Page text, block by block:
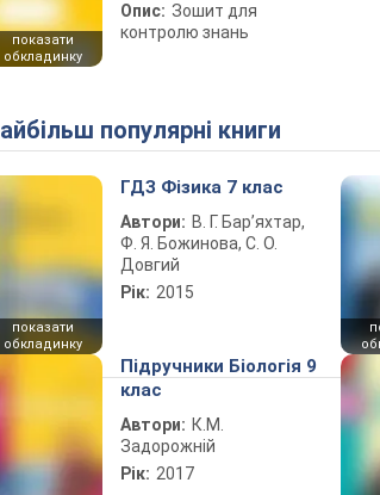
показати
обкладинку
Опис: Зошит для
контролю знань
Найбільш популярні книги
показати
обкладинку
ГДЗ Фізика 7 клас
Автори: В. Г. Бар’яхтар,
Ф. Я. Божинова, С. О.
Довгий
Рік: 2015
Підручники Біологія 9
клас
Автори: К.М.
Задорожній
Рік: 2017